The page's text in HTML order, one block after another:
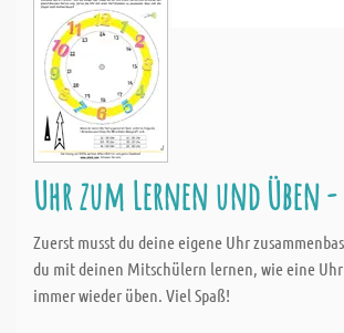
Uhr zum Lernen und Üben -
Zuerst musst du deine eigene Uhr
du mit deinen Mitschülern lernen, wie eine
immer wieder üben. Viel Spaß!